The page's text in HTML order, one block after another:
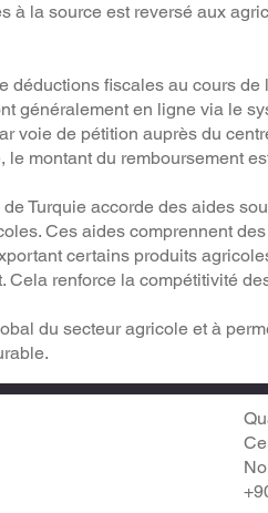
à la source est reversé aux
déductions fiscales au cours de
généralement en ligne via le
voie de pétition auprès du
montant du remboursement
Turquie accorde des aides
Ces aides comprennent des
certains produits
renforce la compétitivité
du secteur agricole et à